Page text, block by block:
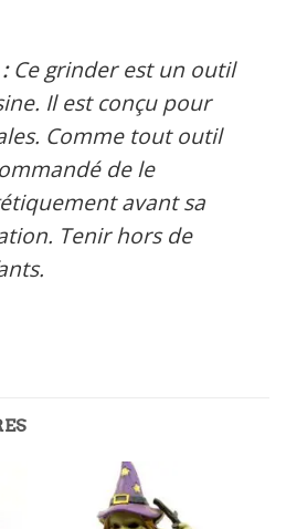
Ce grinder est un outil
Il est conçu pour
Comme tout outil
de le
avant sa
Tenir hors de